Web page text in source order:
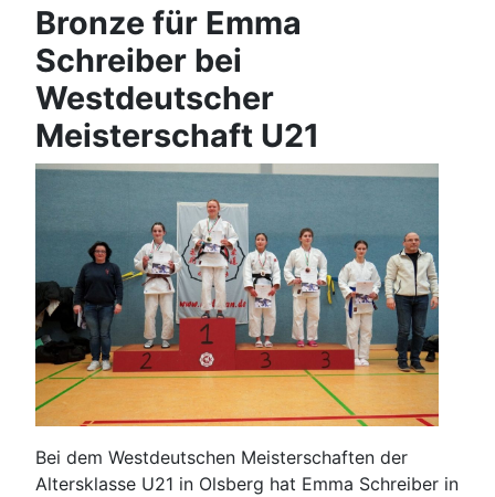
Bronze für Emma
Schreiber bei
Westdeutscher
Meisterschaft U21
Bei dem Westdeutschen Meisterschaften der
Altersklasse U21 in Olsberg hat Emma Schreiber in